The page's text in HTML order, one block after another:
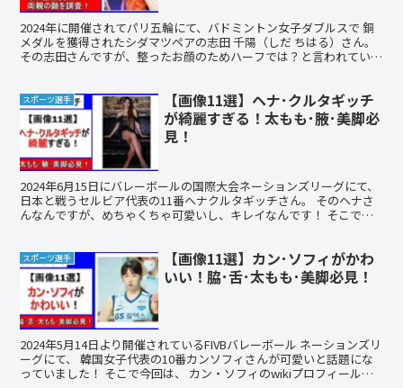
2024年に開催されてパリ五輪にて、バドミントン女子ダブルスで 銅
メダルを獲得されたシダマツペアの志田 千陽（しだ ちはる）さん。
その志田さんですが、整ったお顔のためハーフでは？と言われていま
スポーツ選手
【画像11選】ヘナ･クルタギッチ
が綺麗すぎる！太もも･腋･美脚必
見！
2024年6月15日にバレーボールの国際大会ネーションズリーグにて、
日本と戦うセルビア代表の11番ヘナクルタギッチさん。 そのヘナさ
んなんですが、めちゃくちゃ可愛いし、キレイなんです！ そこで今
スポーツ選手
【画像11選】カン･ソフィがかわ
いい！脇･舌･太もも･美脚必見！
2024年5月14日より開催されているFIVBバレーボール ネーションズリ
ーグにて、 韓国女子代表の10番カンソフィさんが可愛いと話題にな
っていました！ そこで今回は、 カン・ソフィのwikiプロフィール＆